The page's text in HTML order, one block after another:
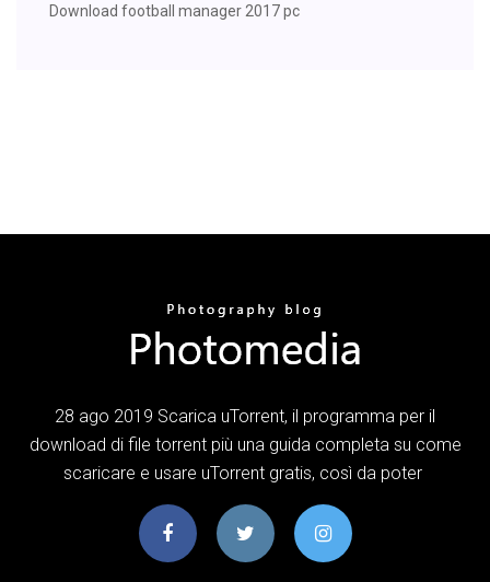
Download football manager 2017 pc
28 ago 2019 Scarica uTorrent, il programma per il
download di file torrent più una guida completa su come
scaricare e usare uTorrent gratis, così da poter